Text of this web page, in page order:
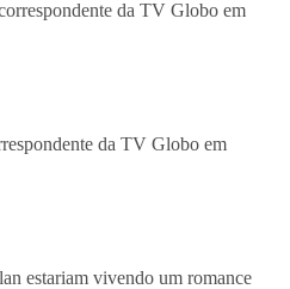
da TV Globo em